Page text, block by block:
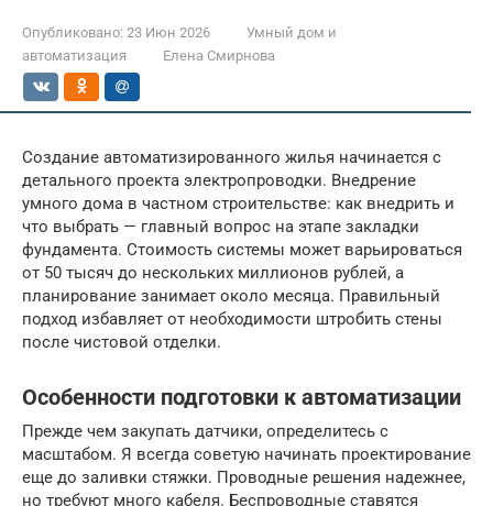
Опубликовано: 23 Июн 2026
Умный дом и
автоматизация
Елена Смирнова
Создание автоматизированного жилья начинается с
детального проекта электропроводки. Внедрение
умного дома в частном строительстве: как внедрить и
что выбрать — главный вопрос на этапе закладки
фундамента. Стоимость системы может варьироваться
от 50 тысяч до нескольких миллионов рублей, а
планирование занимает около месяца. Правильный
подход избавляет от необходимости штробить стены
после чистовой отделки.
Особенности подготовки к автоматизации
Прежде чем закупать датчики, определитесь с
масштабом. Я всегда советую начинать проектирование
еще до заливки стяжки. Проводные решения надежнее,
но требуют много кабеля. Беспроводные ставятся